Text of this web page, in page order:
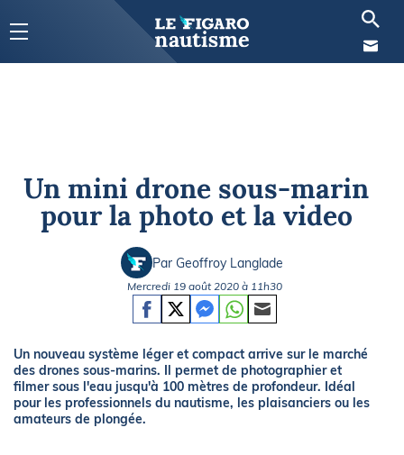
Un mini drone sous-marin
pour la photo et la video
Par Geoffroy Langlade
Mercredi 19 août 2020 à 11h30
Un nouveau système léger et compact arrive sur le marché
des drones sous-marins. Il permet de photographier et
filmer sous l'eau jusqu'à 100 mètres de profondeur. Idéal
pour les professionnels du nautisme, les plaisanciers ou les
amateurs de plongée.